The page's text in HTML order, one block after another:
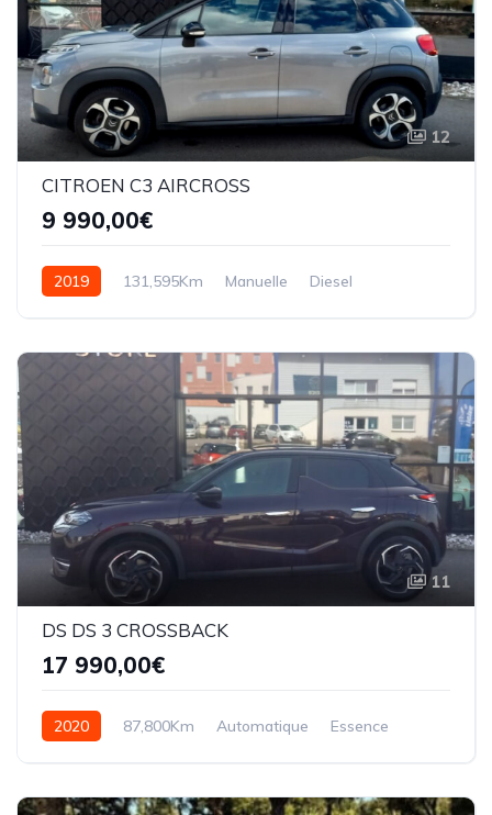
12
CITROEN C3 AIRCROSS
9 990,00€
2019 131,595Km Manuelle Diesel
11
DS DS 3 CROSSBACK
17 990,00€
2020 87,800Km Automatique Essence